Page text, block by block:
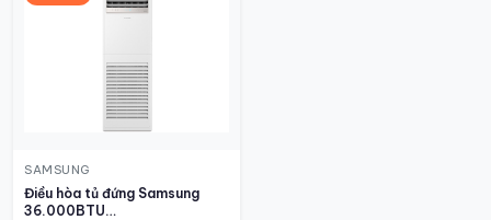
SAMSUNG
Điều hòa tủ đứng Samsung
36.000BTU